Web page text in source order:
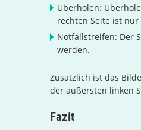
Überholen:
rechten Seite ist
Notfallstreifen: Der
werden.
Zusätzlich ist das
der äußersten linken
Fazit